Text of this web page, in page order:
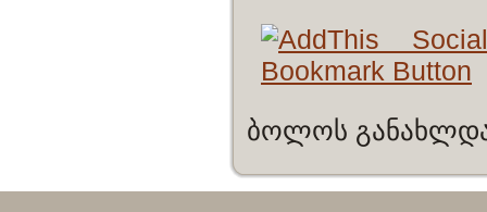
ბოლოს განახლდა